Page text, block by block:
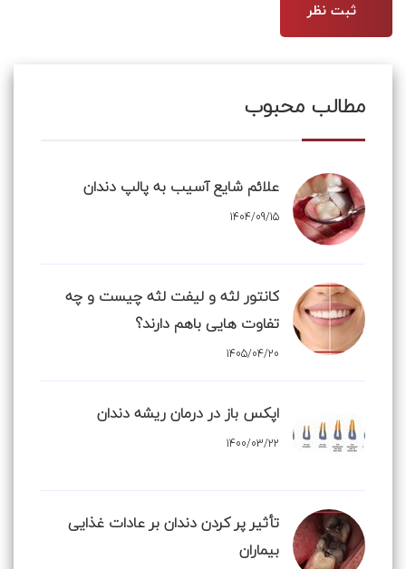
مطالب محبوب
علائم شایع آسیب به پالپ دندان
1404/09/15
کانتور لثه و لیفت لثه چیست و چه
تفاوت هایی باهم دارند؟
1405/04/20
اپکس باز در درمان ریشه دندان
1400/03/22
تأثیر پر کردن دندان بر عادات غذایی
بیماران